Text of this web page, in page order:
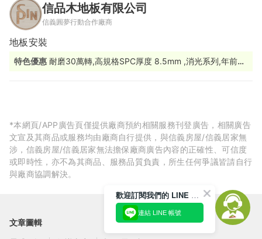
信品木地板有限公司
信義圓夢行動合作廠商
地板安裝
特色優惠 耐磨30萬轉,高規格SPC厚度 8.5mm ,消光系列,年前優
*本網頁/APP廣告頁僅提供廠商預約相關服務刊登廣告，相關廣告
文宣及其商品或服務均由廠商自行提供，與信義房屋/信義居家無
涉，信義房屋/信義居家無法擔保廠商廣告內容的正確性、可信度
或即時性，亦不為其商品、服務品質負責，所生任何爭議皆請自行
與廠商協調解決。
文章圖輯
歡迎訂閱我們的 LINE 官方帳號
連結 LINE 帳號